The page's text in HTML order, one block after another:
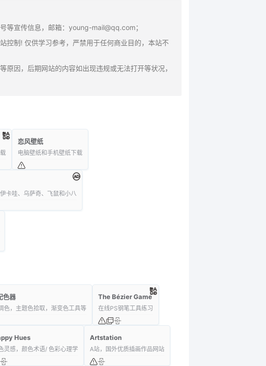
等宣传信息，邮箱：young-mail@qq.com；
控制! 仅供学习参考，严禁用于任何商业目的，本站不
因，后期网站的内容如出现违规或无法打开等状况，
恋风壁纸
电脑壁纸和手机壁纸下载
卡哇、乌萨奇、飞鼠和小八
色器
色，主题色拾取，渐变色工具等
The Bézier Game
在线PS钢笔工具练习
Hues
灵感，颜色术语/ 色彩心理学
Artstation
A站，国外优质插画作品网站